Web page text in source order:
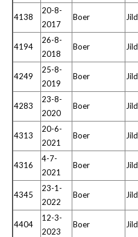
4138
20-8-
2017
Boer
4194
26-8-
2018
Boer
4249
25-8-
2019
Boer
4283
23-8-
2020
Boer
4313
20-6-
2021
Boer
4316
4-7-
2021
Boer
4345
23-1-
2022
Boer
4404
12-3-
2023
Boer